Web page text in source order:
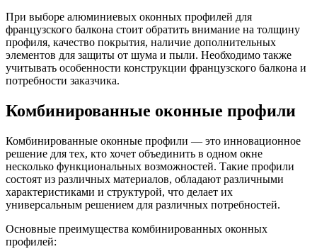
При выборе алюминиевых оконных профилей для
французского балкона стоит обратить внимание на толщину
профиля, качество покрытия, наличие дополнительных
элементов для защиты от шума и пыли. Необходимо также
учитывать особенности конструкции французского балкона и
потребности заказчика.
Комбинированные оконные профили
Комбинированные оконные профили — это инновационное
решение для тех, кто хочет объединить в одном окне
несколько функциональных возможностей. Такие профили
состоят из различных материалов, обладают различными
характеристиками и структурой, что делает их
универсальным решением для различных потребностей.
Основные преимущества комбинированных оконных
профилей: